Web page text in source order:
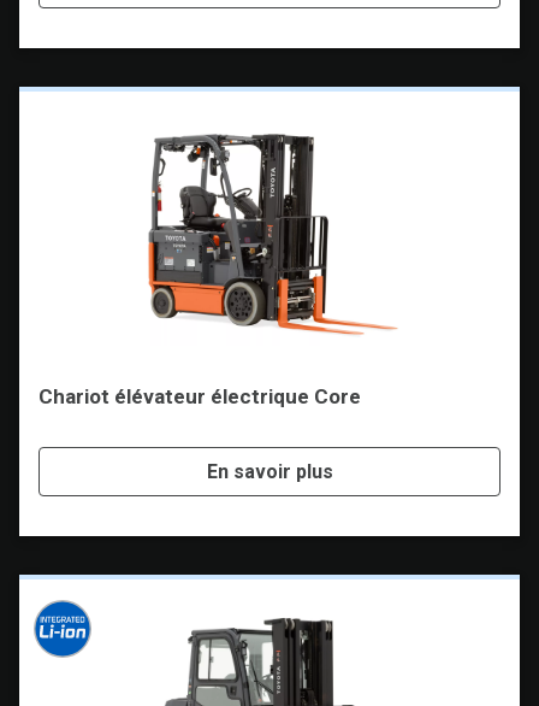
Chariot élévateur électrique Core
En savoir plus